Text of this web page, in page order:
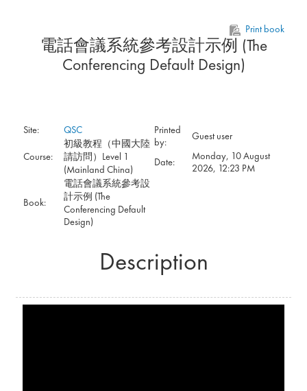
Print book
電話會議系統參考設計示例 (The
Conferencing Default Design)
Site: QSC
Course:
初級教程（中國大陸
請訪問）Level 1
(Mainland China)
Book:
電話會議系統參考設
計示例 (The
Conferencing Default
Design)
Printed
by:
Guest user
Date:
Monday, 10 August
2026, 12:23 PM
Description